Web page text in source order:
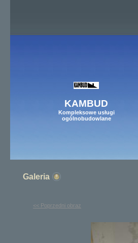
KAMBUD
Kompleksowe usługi
ogólnobudowlane
Galeria
<< Poprzedni obraz